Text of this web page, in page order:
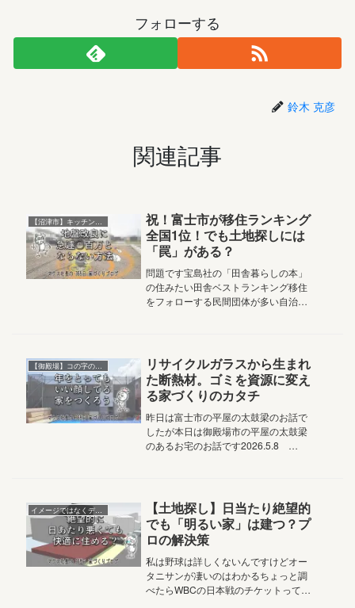
フォローする
鈴木 克彦
関連記事
【沼津市】キッチンに集う家
祝！富士市が移住ランキング
全国1位！でも土地探しには
「罠」がある？
問題です宝島社の「田舎暮らしの本」
の住みたい田舎ベストランキング移住
をフォローする民間団体が多い自治体
チザン株式会社...
【御殿場】コの字の平屋
リサイクルガラスから生まれ
た断熱材。ゴミを資源に変え
る家づくりのカタチ
昨日は富士市の平屋の太鼓梁のお話で
したが本日は御殿場市の平屋の太鼓梁
のあるお宅のお話です2026.5.8
たない時期の違いで、ル...
イメージではなくデータで考える
【土地探し】日当たり絶望的
でも「明るい家」は建つ？プ
ロの解決策
私は野球は詳しくないんですけどオー
タニサンが凄いのはわかるちょっと調
べたらWBCの日本戦のチケットって最